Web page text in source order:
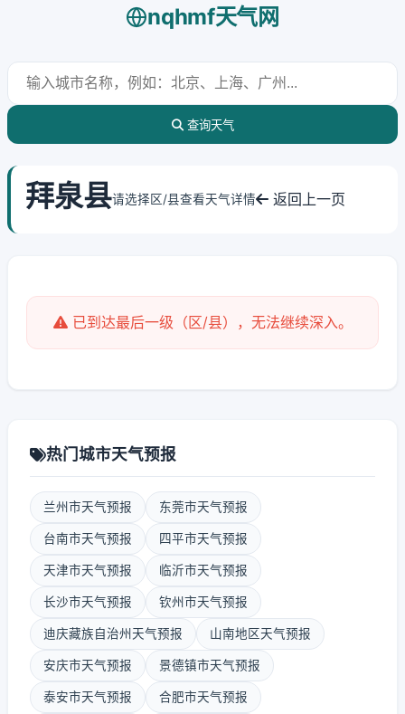
nqhmf天气网
查询天气
拜泉县请选择区/县查看天气详情 返回上一页
已到达最后一级（区/县），无法继续深入。
热门城市天气预报
兰州市天气预报 东莞市天气预报
台南市天气预报 四平市天气预报
天津市天气预报 临沂市天气预报
长沙市天气预报 钦州市天气预报
迪庆藏族自治州天气预报 山南地区天气预报
安庆市天气预报 景德镇市天气预报
泰安市天气预报 合肥市天气预报